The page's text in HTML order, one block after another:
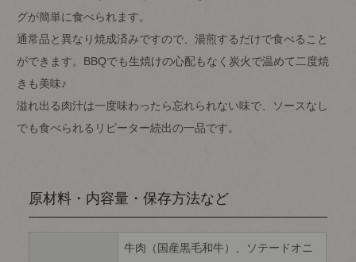
グが簡単に食べられます。
通常品と異なり焼成済みですので、湯煎するだけで食べること
ができます。BBQでも生焼けの心配もなく炭火で温めて二度焼
きも美味♪
溢れ出る肉汁は一度味わったら忘れられない味で、ソースなし
でも食べられるリピーター続出の一品です。
原材料・内容量・保存方法など
牛肉（国産黒毛和牛）、ソテードオニ